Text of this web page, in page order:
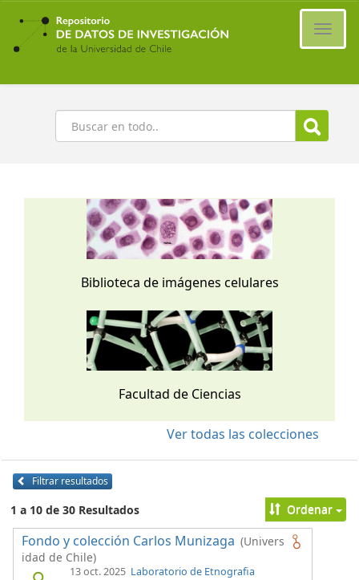
Ir
contenido
principal
Buscar
Biblioteca de imágenes celulares
Facultad de Ciencias
Ver todas las colecciones
Filtrar resultados
1 a 10 de 30 Resultados Ordenar
Fondo y colección Carlos Munizaga (Univers
idad de Chile)
13 oct. 2025 Laboratorio de Etnografia